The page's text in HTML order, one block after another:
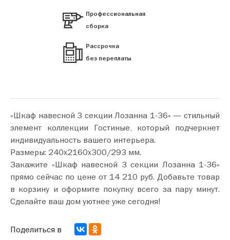
Профессиональная
сборка
Рассрочка
без переплаты
«Шкаф навесной 3 секции Лозанна 1-36» — стильный
элемент коллекции Гостиные, который подчеркнет
индивидуальность вашего интерьера.
Размеры: 240х2160х300/293 мм.
Закажите «Шкаф навесной 3 секции Лозанна 1-36»
прямо сейчас по цене от 14 210 руб. Добавьте товар
в корзину и оформите покупку всего за пару минут.
Сделайте ваш дом уютнее уже сегодня!
Поделиться в